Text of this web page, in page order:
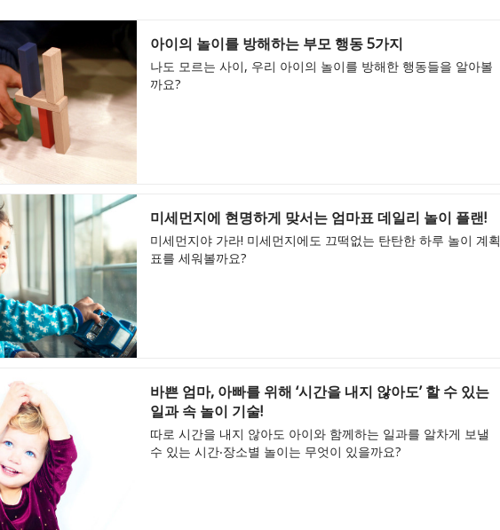
아이의 놀이를 방해하는 부모 행동 5가지
나도 모르는 사이, 우리 아이의 놀이를 방해한 행동들을 알아볼
까요?
미세먼지에 현명하게 맞서는 엄마표 데일리 놀이 플랜!
미세먼지야 가라! 미세먼지에도 끄떡없는 탄탄한 하루 놀이 계획
표를 세워볼까요?
바쁜 엄마, 아빠를 위해 ‘시간을 내지 않아도’ 할 수 있는
일과 속 놀이 기술!
따로 시간을 내지 않아도 아이와 함께하는 일과를 알차게 보낼
수 있는 시간‧장소별 놀이는 무엇이 있을까요?